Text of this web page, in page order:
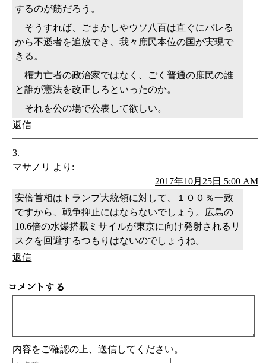
するのが筋だろう。
そうすれば、ごまかしやウソ八百は直ぐにバレる
から不遜者を追放でき、我々庶民本位の国が実現で
きる。
権力亡者の政治家ではなく、ごく普通の庶民の誰
と誰が憲法を改正しろといったのか。
それを公の場で公表して欲しい。
返信
マサノリ より:
2017年10月25日 5:00 AM
安倍首相はトランプ大統領に対して、１００％一致
ですから、戦争抑止にはならないでしょう。広島の
10.6倍の水爆搭載ミサイルが東京に向け発射されるリ
スクを回避するつもりはないのでしょうね。
返信
コメントする
内容をご確認の上、送信してください。